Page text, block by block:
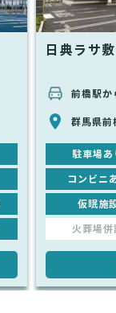
日典ラサ
前橋駅か
群馬県
駐車場あ
コンビニ
仮眠施
火葬場併